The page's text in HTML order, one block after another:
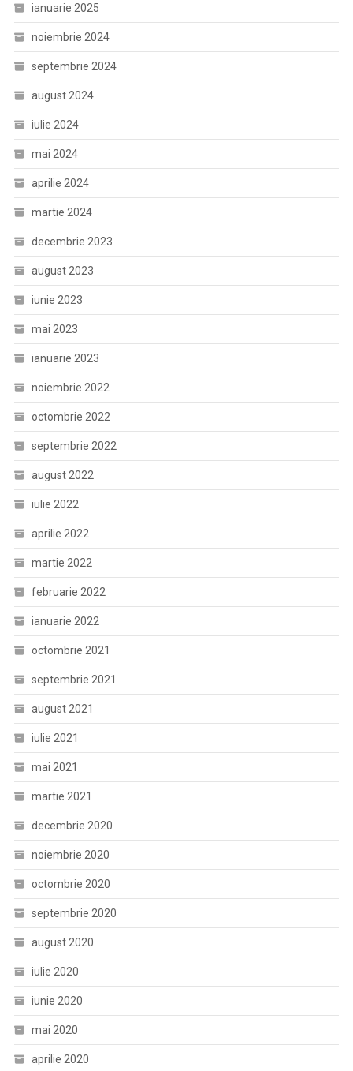
ianuarie 2025
noiembrie 2024
septembrie 2024
august 2024
iulie 2024
mai 2024
aprilie 2024
martie 2024
decembrie 2023
august 2023
iunie 2023
mai 2023
ianuarie 2023
noiembrie 2022
octombrie 2022
septembrie 2022
august 2022
iulie 2022
aprilie 2022
martie 2022
februarie 2022
ianuarie 2022
octombrie 2021
septembrie 2021
august 2021
iulie 2021
mai 2021
martie 2021
decembrie 2020
noiembrie 2020
octombrie 2020
septembrie 2020
august 2020
iulie 2020
iunie 2020
mai 2020
aprilie 2020